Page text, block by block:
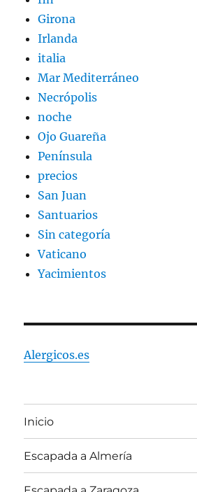
Girona
Irlanda
italia
Mar Mediterráneo
Necrópolis
noche
Ojo Guareña
Península
precios
San Juan
Santuarios
Sin categoría
Vaticano
Yacimientos
Alergicos.es
Inicio
Escapada a Almería